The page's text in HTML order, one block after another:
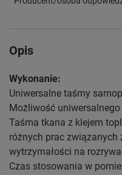
Opis
Wykonanie:
Uniwersalne taśmy
Możliwość
Taśma tkana z klejem
różnych prac
wytrzymałości na
Czas stosowania w